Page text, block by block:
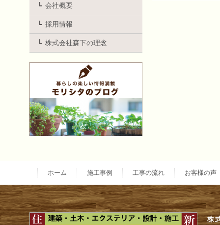
ー
シ
会社概要
採用情報
株式会社森下の理念
ホーム 施工事例 工事の流れ お客様の声
株